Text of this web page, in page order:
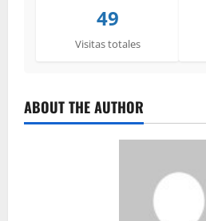
49
Visitas totales
ABOUT THE AUTHOR